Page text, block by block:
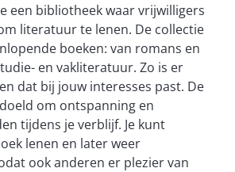
een bibliotheek waar vrijwilligers
literatuur te lenen. De collectie
boeken: van romans en
en vakliteratuur. Zo is er
dat bij jouw interesses past. De
om ontspanning en
tijdens je verblijf. Je kunt
lenen en later weer
ook anderen er plezier van